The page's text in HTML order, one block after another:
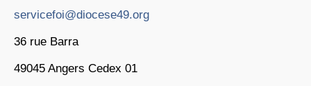
servicefoi@diocese49.org
36 rue Barra
49045 Angers Cedex 01